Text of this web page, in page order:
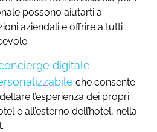
possono aiutarti a
aziendali e offrire a tutti
digitale
che consente
l’esperienza dei propri
e all’esterno dell’hotel, nella